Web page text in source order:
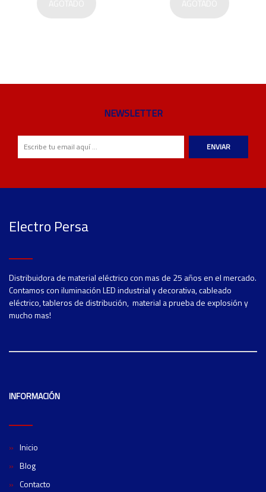
NEWSLETTER
ENVIAR
Electro Persa
Distribuidora de material eléctrico con mas de 25 años en el mercado.
Contamos con iluminación LED industrial y decorativa, cableado
eléctrico, tableros de distribución, material a prueba de explosión y
mucho mas!
INFORMACIÓN
Inicio
Blog
Contacto